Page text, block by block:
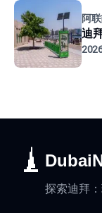
阿
迪
探索迪拜